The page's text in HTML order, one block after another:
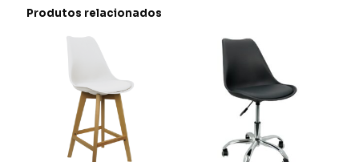
Produtos relacionados